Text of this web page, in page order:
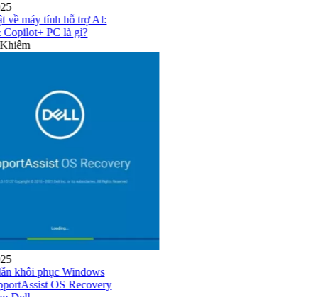
15/05/2025
Tất tần tật về máy tính hỗ trợ AI:
AI PC & Copilot+ PC là gì?
Nguyễn Khiêm
24/04/2025
Hướng dẫn khôi phục Windows
bằng SupportAssist OS Recovery